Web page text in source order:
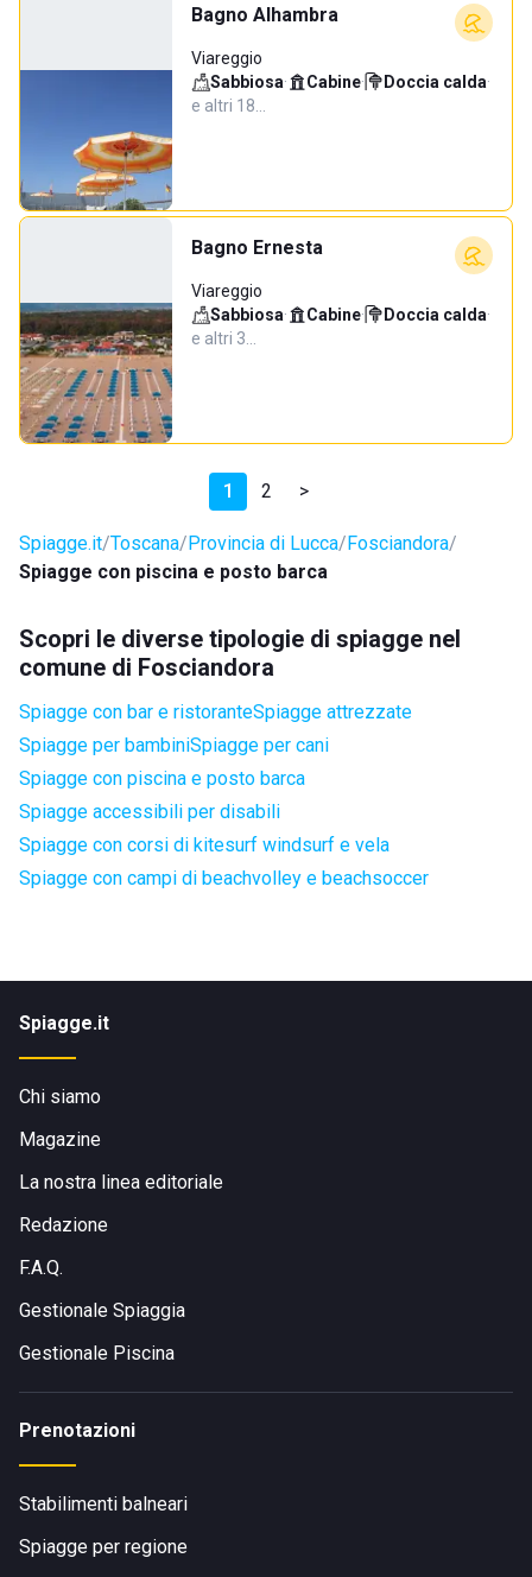
Bagno Alhambra
Viareggio
Sabbiosa· Cabine· Doccia calda·
e altri 18…
Bagno Ernesta
Viareggio
Sabbiosa· Cabine· Doccia calda·
e altri 3…
1 2 >
Spiagge.it Toscana Provincia di Lucca Fosciandora
Spiagge con piscina e posto barca
Scopri le diverse tipologie di spiagge nel
comune di Fosciandora
Spiagge con bar e ristoranteSpiagge attrezzate
Spiagge per bambiniSpiagge per cani
Spiagge con piscina e posto barca
Spiagge accessibili per disabili
Spiagge con corsi di kitesurf windsurf e vela
Spiagge con campi di beachvolley e beachsoccer
Spiagge.it
Chi siamo
Magazine
La nostra linea editoriale
Redazione
F.A.Q.
Gestionale Spiaggia
Gestionale Piscina
Prenotazioni
Stabilimenti balneari
Spiagge per regione